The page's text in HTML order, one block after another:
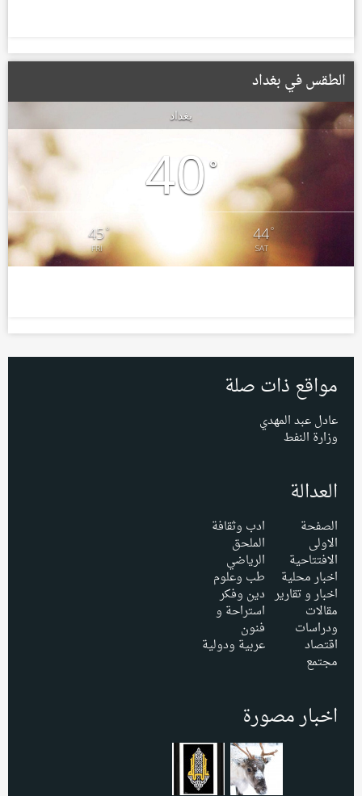
الطقس في بغداد
بغداد
40°
45°
FRI
44°
SAT
مواقع ذات صلة
عادل عبد المهدي
وزارة النفط
العدالة
الصفحة
الاولى
الافتتاحية
اخبار محلية
اخبار و تقارير
مقالات
ودراسات
اقتصاد
مجتمع
ادب وثقافة
الملحق
الرياضي
طب وعلوم
دين وفكر
استراحة و
فنون
عربية ودولية
اخبار مصورة